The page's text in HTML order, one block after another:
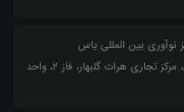
نوآوری بین المللی یاس
شعبه هرات: افغانستان، هرات، جاده لیسه مهری، مرکز تجاری هرات گلبهار، فاز ۲، واحد